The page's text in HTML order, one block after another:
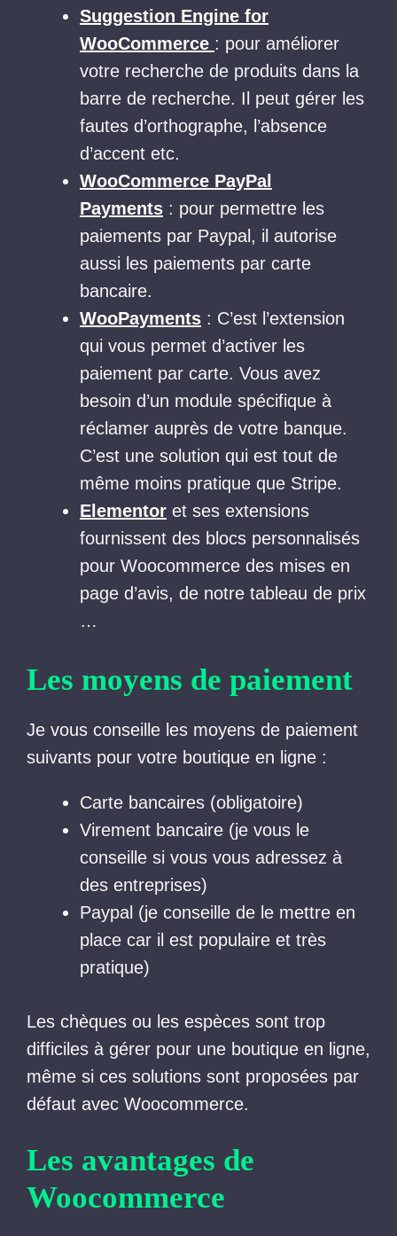
Suggestion Engine for
WooCommerce : pour améliorer
votre recherche de produits dans la
barre de recherche. Il peut gérer les
fautes d’orthographe, l’absence
d’accent etc.
WooCommerce PayPal
Payments : pour permettre les
paiements par Paypal, il autorise
aussi les paiements par carte
bancaire.
WooPayments : C’est l’extension
qui vous permet d’activer les
paiement par carte. Vous avez
besoin d’un module spécifique à
réclamer auprès de votre banque.
C’est une solution qui est tout de
même moins pratique que Stripe.
Elementor et ses extensions
fournissent des blocs personnalisés
pour Woocommerce des mises en
page d’avis, de notre tableau de prix
…
Les moyens de paiement
Je vous conseille les moyens de paiement
suivants pour votre boutique en ligne :
Carte bancaires (obligatoire)
Virement bancaire (je vous le
conseille si vous vous adressez à
des entreprises)
Paypal (je conseille de le mettre en
place car il est populaire et très
pratique)
Les chèques ou les espèces sont trop
difficiles à gérer pour une boutique en ligne,
même si ces solutions sont proposées par
défaut avec Woocommerce.
Les avantages de
Woocommerce